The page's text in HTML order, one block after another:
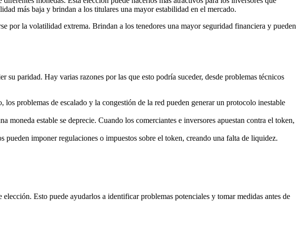
más baja y brindan a los titulares una mayor estabilidad en el mercado.
por la volatilidad extrema. Brindan a los tenedores una mayor seguridad financiera y pueden
su paridad. Hay varias razones por las que esto podría suceder, desde problemas técnicos
problemas de escalado y la congestión de la red pueden generar un protocolo inestable
estable se deprecie. Cuando los comerciantes e inversores apuestan contra el token,
imponer regulaciones o impuestos sobre el token, creando una falta de liquidez.
Esto puede ayudarlos a identificar problemas potenciales y tomar medidas antes de